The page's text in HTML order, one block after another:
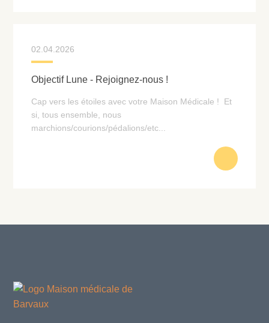
02.04.2026
Objectif Lune - Rejoignez-nous !
Cap vers les étoiles avec votre Maison Médicale ! Et
si, tous ensemble, nous
marchions/courions/pédalions/etc...